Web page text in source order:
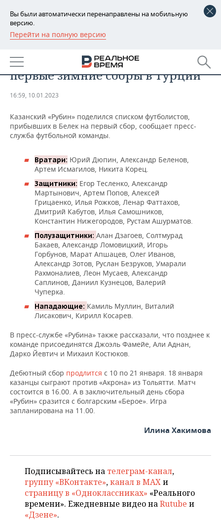
Вы были автоматически перенаправлены на мобильную
версию.
Перейти на полную версию
РЕГИОНЫ
БАШКОРТОСТАН
ТАТАРСТАН
НОВОСТИ
АНАЛИТИКА
ДЕКЛАРАЦИИ О ДОХОДАХ
ВУЗЫ ТАТАРСТАНА
КОМУ ПРИНАДЛЕЖАТ
ТОРГОВЫЕ ЦЕНТРЫ
ТАТАРСТАНА
НОВОСТИ ЭКОНОМИКИ
БАНКИ
БЮДЖЕТ
ИНВЕСТИЦИИ
ПРОМЫШЛЕННОСТЬ
ПРОМЫШЛЕННОСТИ
АГРОПРОМ
МАШИНОСТРОЕНИЕ
НЕФТЕХИМИЯ
НЕФТЬ
ЭНЕРГЕТИКА
НОВОСТИ НЕДВИЖИМОСТИ
НОВОСТИ АВТО
БИЗНЕС
НОВОСТИ БИЗНЕСА
РОЗНИЧНАЯ ТОРГОВЛЯ
ТРАНСПОРТ
УСЛУГИ
ТЕХНОЛОГИИ
НОВОСТИ ТЕХНОЛОГИЙ
МЕДИА
ТЕЛЕКОММУНИКАЦИИ
МЕРОПРИЯТИЯ
НОВОСТИ МЕРОПРИЯТИЙ
ВЫЕЗДНАЯ РЕДАКЦИЯ
БИЗНЕС-БРАНЧИ
ONLINE-КОНФЕРЕНЦИИ
ОТКРЫТАЯ ЛЕКЦИЯ
СПОРТ
НОВОСТИ СПОРТА
ФУТБОЛ
ХОККЕЙ
БАСКЕТБОЛ
ВОЛЕЙБОЛ
КИБЕРСПОРТ
ХОККЕЙ С МЯЧОМ
ОБЩЕСТВО
НОВОСТИ ОБЩЕСТВА
ВЛАСТЬ
ИНФРАСТРУКТУРА
ИСТОРИЯ
КУЛЬТУРА
ПРОИСШЕСТВИЯ
ФОТОГАЛЕРЕЯ
СЮЖЕТЫ
СПРАВОЧНИК
СПИСОК ПЕРСОН
СПИСОК КОМПАНИЙ
ПОЛНАЯ ВЕРСИЯ
«Рубин» опубликовал состав на
первые зимние сборы в Турции
16:59, 10.01.2023
Казанский «Рубин» поделился списком футболистов,
прибывших в Белек на первый сбор, сообщает пресс-
служба футбольной команды.
Вратари: Юрий Дюпин, Александр Беленов,
Артем Исмагилов, Никита Корец.
Защитники: Егор Тесленко, Александр
Мартынович, Артем Попов, Алексей
Грицаенко, Илья Рожков, Ленар Фаттахов,
Дмитрий Кабутов, Илья Самошников,
Константин Нижегородов, Рустам Ашурматов.
Полузащитники: Алан Дзагоев, Солтмурад
Бакаев, Александр Ломовицкий, Игорь
Горбунов, Марат Апшацев, Олег Иванов,
Александр Зотов, Руслан Безруков, Умарали
Рахмоналиев, Леон Мусаев, Александр
Саплинов, Даниил Кузнецов, Валерий
Чуперка.
Нападающие: Камиль Муллин, Виталий
Лисакович, Кирилл Косарев.
В пресс-службе «Рубина» также рассказали, что позднее к
команде присоединятся Джоэль Фамейе, Али Аднан,
Дарко Йевтич и Михаил Костюков.
Дебютный сбор продлится с 10 по 21 января. 18 января
казанцы сыграют против «Акрона» из Тольятти. Матч
состоится в 16.00. А в заключительный день сбора
«Рубин» сразится с болгарским «Берое». Игра
запланирована на 11.00.
Илина Хакимова
Подписывайтесь на телеграм-канал,
группу «ВКонтакте»,канал в MAXи
страницу в «Одноклассниках» «Реального
времени». Ежедневные видео наRutube и
«Дзене».